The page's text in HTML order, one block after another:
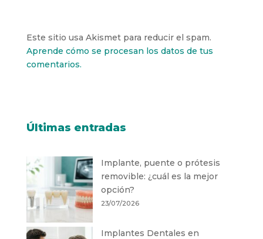
Este sitio usa Akismet para reducir el spam.
Aprende cómo se procesan los datos de tus
comentarios.
Últimas entradas
Implante, puente o prótesis
removible: ¿cuál es la mejor
opción?
23/07/2026
Implantes Dentales en